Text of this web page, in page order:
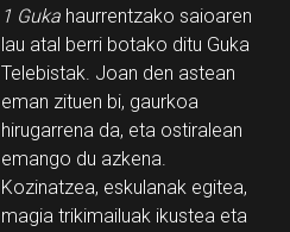
1 Gukahaurrentzako saioaren
lau atal berri botako ditu Guka
Telebistak. Joan den astean
eman zituen bi, gaurkoa
hirugarrena da, eta ostiralean
emango du azkena.
Kozinatzea, eskulanak egitea,
magia trikimailuak ikustea eta